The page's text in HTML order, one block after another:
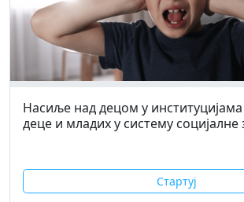
Насиље над децом у
деце и младих у систему
Стартуј